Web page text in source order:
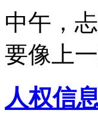
中午，
要像上
人权信